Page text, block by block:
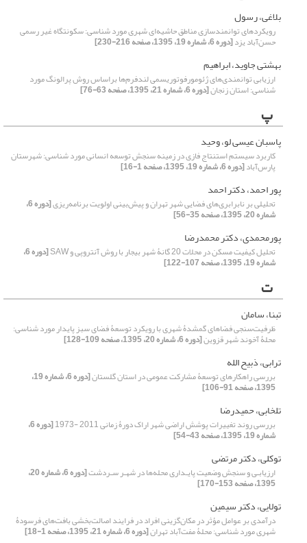
بلاغی، رسول
رویکردهای توانمندسازی مناطق حاشیه‌ای شهری مورد شناسی: سکونتگاه غیر رسمی
حسن‌آباد یزد[دوره 6، شماره 19، 1395، صفحه 216-230]
بهشتی جاوید، ابراهیم
ارزیابی توانمندی‌های ژئومورفوتوریسمی لندفرم‌ها براساس روش پرالونگ مورد
شناسی: استان زنجان[دوره 6، شماره 21، 1395، صفحه 63-76]
پ
پاسبان عیسی لو، وحید
کاربرد سیستم استنتاج فازی در زمینه سنجش توسعه انسانی مورد شناسی: شهرستان
پارس‌آباد[دوره 6، شماره 19، 1395، صفحه 1-16]
پور احمد، دکتر احمد
تحلیلی بر نابرابری‌های فضایی شهر تهران و پیش‌بینی اولویت برنامه‌ریزی [دوره 6،
شماره 20، 1395، صفحه 35-56]
پورمحمدی، دکتر محمدرضا
تحلیل کیفیت مسکن در محلات 20 گانۀ شهر بیجار با روش آنتروپی و SAW [دوره 6،
شماره 19، 1395، صفحه 107-122]
ت
تبنا، سامان
ظرفیت‌سنجی فضاهای گمشدۀ شهری با رویکرد توسعۀ فضای سبز پایدار مورد شناسی:
محلۀ آخوند شهر قزوین[دوره 6، شماره 20، 1395، صفحه 109-128]
ترابی، ذبیح الله
بررسی راهکارهای توسعۀ مشارکت عمومی در استان گلستان [دوره 6، شماره 19،
1395، صفحه 91-106]
تلخابی، حمیدرضا
بررسی روند تغییرات پوشش اراضی شهر اراک دورۀ زمانی 2011 -1973 [دوره 6،
شماره 19، 1395، صفحه 43-54]
توکلی، دکتر مرتضی
ارزیابـی و سنجش وضعیت پایـداری محله‌ها در شهـر سـردشت [دوره 6، شماره 20،
1395، صفحه 153-170]
تولایی، دکتر سیمین
درآمدی بر عوامل مؤثر در مکان‌گزینی افراد در فرایند اصالت‌بخشی بافت‌های فرسودۀ
شهری مورد شناسی: محلۀ مفت‌آباد‌ تهران[دوره 6، شماره 21، 1395، صفحه 1-18]